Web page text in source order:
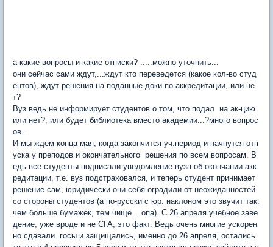
а какие вопросы и какие отписки? .....можно уточнить...
они сейчас сами ждут,...ждут кто переведется (какое кол-во студ
ентов), ждут решения на поданные доки по аккредитации, или не
т?
Вуз ведь не информирует студентов о том, что подал на ак-цию
или нет?, или будет библиотека вместо академии...?много вопрос
ов...
И мы ждем конца мая, когда закончится уч.период и начнутся отп
уска у преподов и окончательного решения по всем вопросам. В
едь все студенты подписали уведомление вуза об окончании акк
редитации, т.е. вуз подстраховался, и теперь студент принимает
решение сам, юридически они себя оградили от неожиданностей
со стороны студентов (а по-русски с юр. наклоном это звучит так:
чем больше бумажек, тем чище ...опа). С 26 апреля учебное заве
дение, уже вроде и не СГА, это факт. Ведь очень многие ускорен
но сдавали госы и защищались, именно до 26 апреля, остались